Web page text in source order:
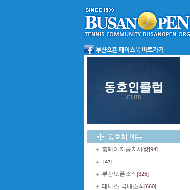
동호인클럽
CLUB
홈페이지공지사항[94]
.[42]
부산오픈소식[326]
테니스 국내소식[660]